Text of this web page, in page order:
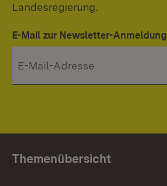
Landesregierung.
E-Mail zur Newsletter-Anmeldung
Themenübersicht